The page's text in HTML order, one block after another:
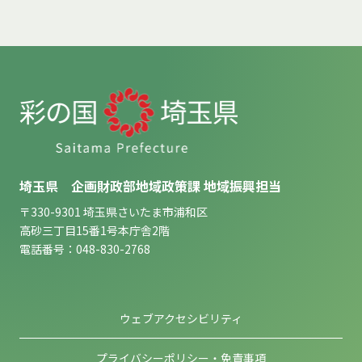
埼玉県 企画財政部地域政策課 地域振興担当
〒330-9301 埼玉県さいたま市浦和区
高砂三丁目15番1号本庁舎2階
電話番号：048-830-2768
ウェブアクセシビリティ
プライバシーポリシー・免責事項